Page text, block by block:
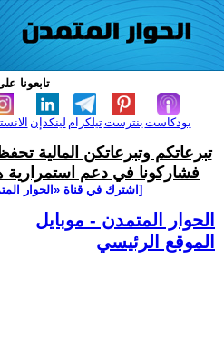
تابعونا
لينكدإن تيلكرامبنترست بودكاست
تبرعاتكم وتبرعاتكن المالية
فشاركونا في دعم استمرارية
[اشترك في قناة ‫«الحوار
الحوار المتمدن - موبايل
الموقع الرئيسي